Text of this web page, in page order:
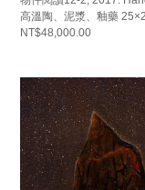
高溫陶、泥漿、釉藥
NT$48,000.00